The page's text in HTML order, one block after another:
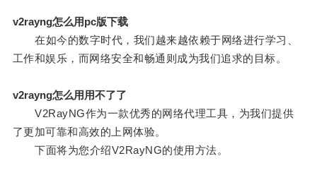
v2rayng怎么用pc版下载
在如今的数字时代，我们越来越依赖于网络进行学习、
工作和娱乐，而网络安全和畅通则成为我们追求的目标。
v2rayng怎么用用不了了
V2RayNG作为一款优秀的网络代理工具，为我们提供
了更加可靠和高效的上网体验。
下面将为您介绍V2RayNG的使用方法。